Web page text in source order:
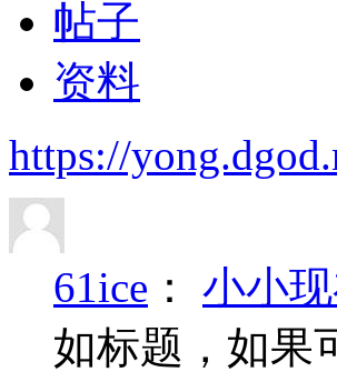
帖子
资料
https://
61ice ： 小小
如标题，如果